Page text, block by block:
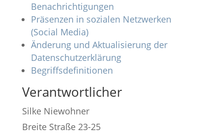
Benachrichtigungen
Präsenzen in sozialen Netzwerken
(Social Media)
Änderung und Aktualisierung der
Datenschutzerklärung
Begriffsdefinitionen
Verantwortlicher
Silke Niewohner
Breite Straße 23-25